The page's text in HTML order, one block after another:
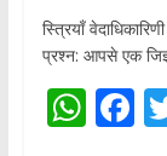
स्त्रियाँ
प्रश्न: आपसे एक
W F